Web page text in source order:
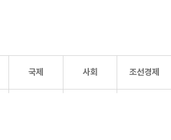
국제 사회 조선경제